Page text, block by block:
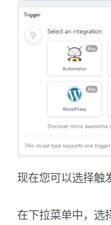
现在您可以选择触
在下拉菜单中，选